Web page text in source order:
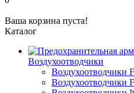
Ваша корзина пуста!
Каталог
Воздухоотводчики
Воздухоотводчики
Воздухоотводчики